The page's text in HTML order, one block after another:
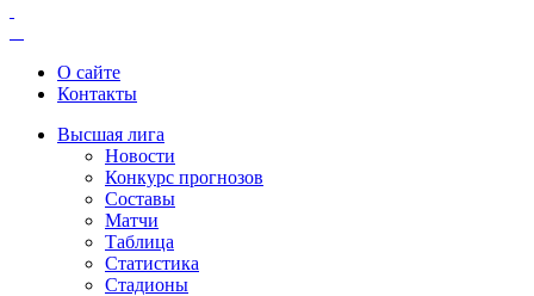
О сайте
Контакты
Высшая лига
Новости
Конкурс прогнозов
Составы
Матчи
Таблица
Статистика
Стадионы